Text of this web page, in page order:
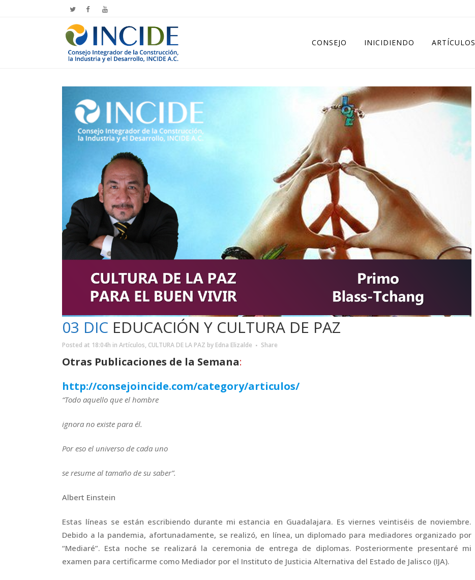
CONSEJO INICIDIENDO ARTÍCULOS
03 DIC EDUCACIÓN Y CULTURA DE PAZ
Posted at 18:04h in Artículos, CULTURA DE LA PAZ by Edna Elizalde Share
Otras Publicaciones de la Semana:
http://consejoincide.com/category/articulos/
“Todo aquello que el hombre
ignora no existe para él.
Por eso el universo de cada uno
se resume al tamaño de su saber”.
Albert Einstein
Estas líneas se están escribiendo durante mi estancia en Guadalajara. Es viernes veintiséis de noviembre.
Debido a la pandemia, afortunadamente, se realizó, en línea, un diplomado para mediadores organizado por
“Mediaré”. Esta noche se realizará la ceremonia de entrega de diplomas. Posteriormente presentaré mi
examen para certificarme como Mediador por el Instituto de Justicia Alternativa del Estado de Jalisco (IJA).